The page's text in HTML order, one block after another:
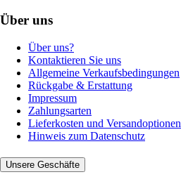
Über uns
Über uns?
Kontaktieren Sie uns
Allgemeine Verkaufsbedingungen
Rückgabe & Erstattung
Impressum
Zahlungsarten
Lieferkosten und Versandoptionen
Hinweis zum Datenschutz
Unsere Geschäfte